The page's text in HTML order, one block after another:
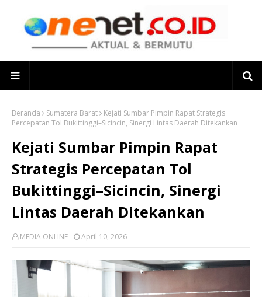
Beranda Sumatera Barat
Kejati Sumbar Pimpin Rapat Strategis
Percepatan Tol Bukittinggi–Sicincin, Sinergi Lintas Daerah Ditekankan
Kejati Sumbar Pimpin Rapat
Strategis Percepatan Tol
Bukittinggi–Sicincin, Sinergi
Lintas Daerah Ditekankan
MEDIA ONLINE April 10, 2026